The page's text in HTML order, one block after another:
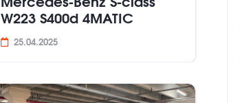
Mercedes-Benz S-class
W223 S400d 4MATIC
25.04.2025